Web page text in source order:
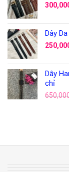
Dây
Dây
chỉ